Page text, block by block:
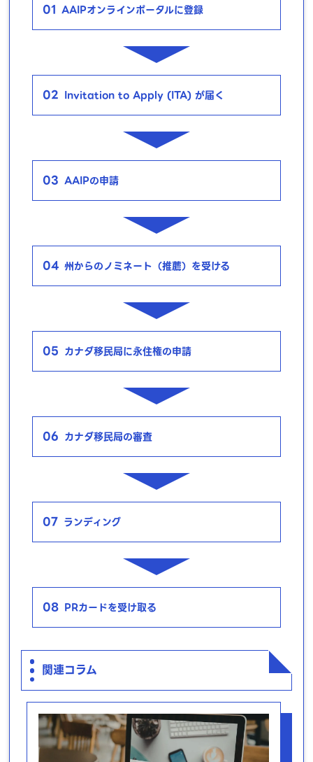
01 AAIPオンラインポータルに登録
02 Invitation to Apply (ITA) が届く
03 AAIPの申請
04 州からのノミネート（推薦）を受ける
05 カナダ移民局に永住権の申請
06 カナダ移民局の審査
07 ランディング
08 PRカードを受け取る
関連コラム